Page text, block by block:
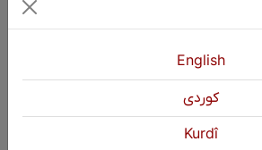
و ڕێک و ساف کردنی دەمی
English
كوردی
Kurdî